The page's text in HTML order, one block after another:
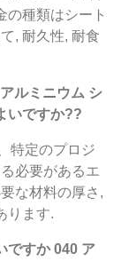
の種類はシート
, 耐久性, 耐食
ルミニウム シ
いですか??
特定のプロジ
必要があるエ
な材料の厚さ,
ります.
ですか 040 ア